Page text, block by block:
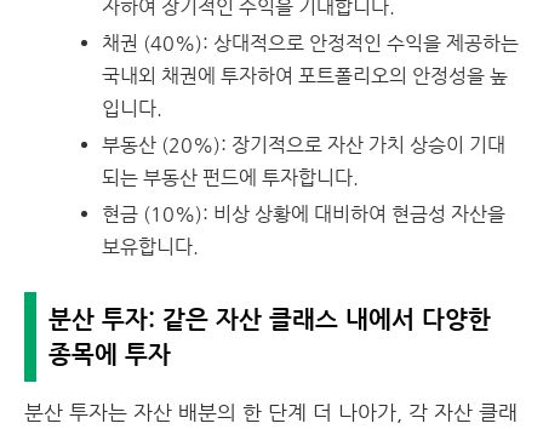
자하여 장기적인 수익을 기대합니다.
채권 (40%): 상대적으로 안정적인 수익을 제공하는
국내외 채권에 투자하여 포트폴리오의 안정성을 높
입니다.
부동산 (20%): 장기적으로 자산 가치 상승이 기대
되는 부동산 펀드에 투자합니다.
현금 (10%): 비상 상황에 대비하여 현금성 자산을
보유합니다.
분산 투자: 같은 자산 클래스 내에서 다양한
종목에 투자
분산 투자는 자산 배분의 한 단계 더 나아가, 각 자산 클래